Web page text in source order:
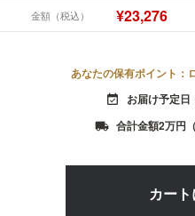
金額（税込） ¥23,276
あなたの保有ポイント：
event_available お届け予定
local_shipping 合計金額2万円